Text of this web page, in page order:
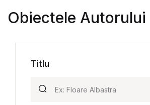
Obiectele Autorului
Titlu